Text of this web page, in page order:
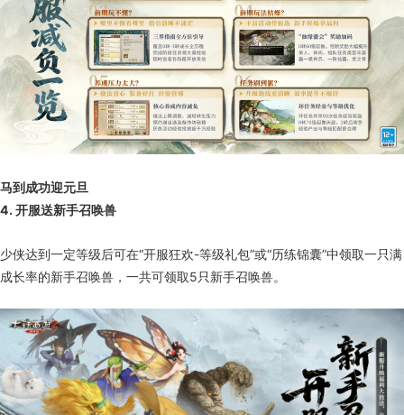
马到成功迎元旦
4. 开服送新手召唤兽
少侠达到一定等级后可在“开服狂欢-等级礼包”或“历练锦囊”中领取一只满
成长率的新手召唤兽，一共可领取5只新手召唤兽。